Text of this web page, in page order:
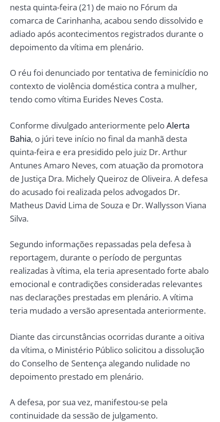
nesta quinta-feira (21) de maio no Fórum da
comarca de Carinhanha, acabou sendo dissolvido e
adiado após acontecimentos registrados durante o
depoimento da vítima em plenário.
O réu foi denunciado por tentativa de feminicídio no
contexto de violência doméstica contra a mulher,
tendo como vítima Eurides Neves Costa.
Conforme divulgado anteriormente peloAlerta
Bahia, o júri teve início no final da manhã desta
quinta-feira e era presidido pelo juiz Dr. Arthur
Antunes Amaro Neves, com atuação da promotora
de Justiça Dra. Michely Queiroz de Oliveira. A defesa
do acusado foi realizada pelos advogados Dr.
Matheus David Lima de Souza e Dr. Wallysson Viana
Silva.
Segundo informações repassadas pela defesa à
reportagem, durante o período de perguntas
realizadas à vítima, ela teria apresentado forte abalo
emocional e contradições consideradas relevantes
nas declarações prestadas em plenário. A vítima
teria mudado a versão apresentada anteriormente.
Diante das circunstâncias ocorridas durante a oitiva
da vítima, o Ministério Público solicitou a dissolução
do Conselho de Sentença alegando nulidade no
depoimento prestado em plenário.
A defesa, por sua vez, manifestou-se pela
continuidade da sessão de julgamento.